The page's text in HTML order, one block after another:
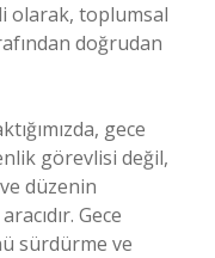
olarak, toplumsal
doğrudan
gece
görevlisi değil,
düzenin
Gece
sürdürme ve